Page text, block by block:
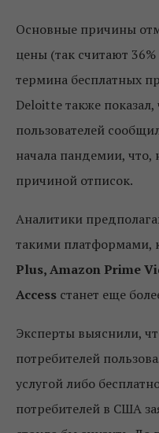
Основные причины
цены (так считают
термина бесплатных
Deloitte также
пользователей
начала пандемии, что,
причиной отписок.
Аналитики
такими платформами,
Plus, Amazon Prime
Access станет еще
Эксперты выяснили,
потребителей
услугой либо
потребителей в США